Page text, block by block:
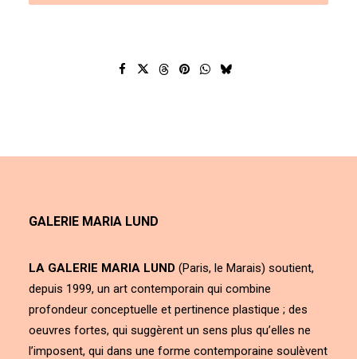
GALERIE MARIA LUND
LA GALERIE MARIA LUND (Paris, le Marais) soutient,
depuis 1999, un art contemporain qui combine
profondeur conceptuelle et pertinence plastique ; des
oeuvres fortes, qui suggèrent un sens plus qu’elles ne
l’imposent, qui dans une forme contemporaine soulèvent